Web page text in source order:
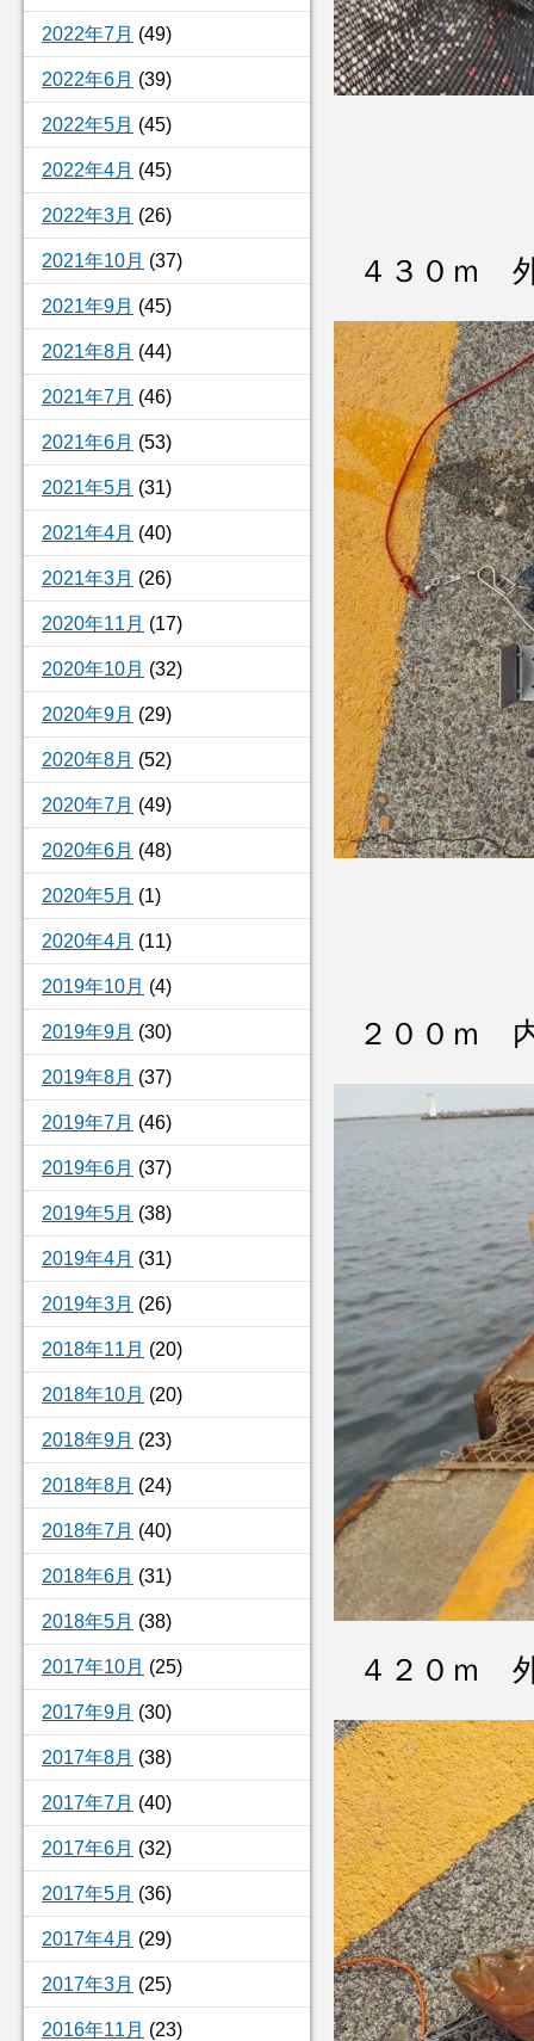
2022年7月 (49)
2022年6月 (39)
2022年5月 (45)
2022年4月 (45)
2022年3月 (26)
2021年10月 (37)
2021年9月 (45)
2021年8月 (44)
2021年7月 (46)
2021年6月 (53)
2021年5月 (31)
2021年4月 (40)
2021年3月 (26)
2020年11月 (17)
2020年10月 (32)
2020年9月 (29)
2020年8月 (52)
2020年7月 (49)
2020年6月 (48)
2020年5月 (1)
2020年4月 (11)
2019年10月 (4)
2019年9月 (30)
2019年8月 (37)
2019年7月 (46)
2019年6月 (37)
2019年5月 (38)
2019年4月 (31)
2019年3月 (26)
2018年11月 (20)
2018年10月 (20)
2018年9月 (23)
2018年8月 (24)
2018年7月 (40)
2018年6月 (31)
2018年5月 (38)
2017年10月 (25)
2017年9月 (30)
2017年8月 (38)
2017年7月 (40)
2017年6月 (32)
2017年5月 (36)
2017年4月 (29)
2017年3月 (25)
2016年11月 (23)
４３０ｍ
２００ｍ
４２０ｍ